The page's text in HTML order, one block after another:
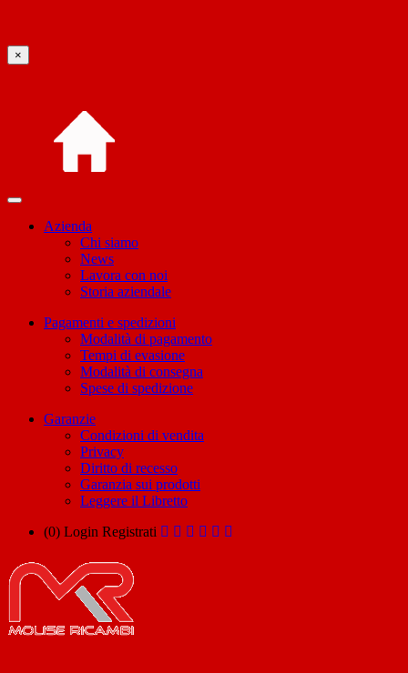
×
Azienda
Chi siamo
News
Lavora con noi
Storia aziendale
Pagamenti e spedizioni
Modalità di pagamento
Tempi di evasione
Modalità di consegna
Spese di spedizione
Garanzie
Condizioni di vendita
Privacy
Diritto di recesso
Garanzia sui prodotti
Leggere il Libretto
(0) Login Registrati